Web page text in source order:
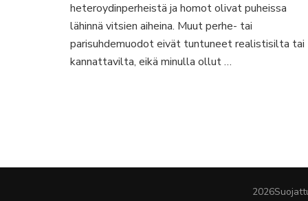
heteroydinperheistä ja homot olivat puheissa
lähinnä vitsien aiheina. Muut perhe- tai
parisuhdemuodot eivät tuntuneet realistisilta tai
kannattavilta, eikä minulla ollut …